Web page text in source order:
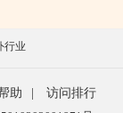
行业
助
访问排行